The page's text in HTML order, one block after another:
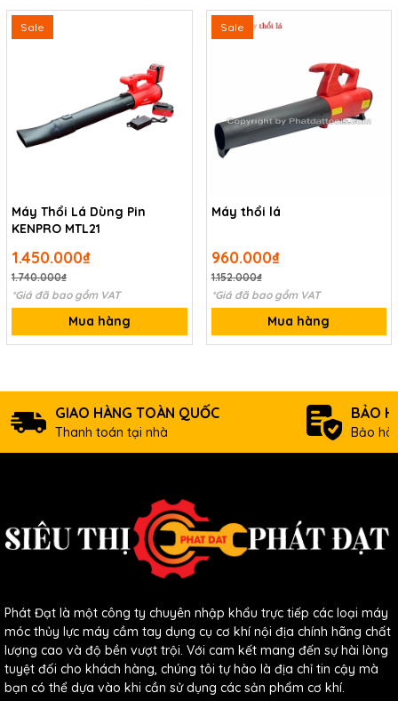
Thông số kĩ thuậtMáy Thổi Lá QGB-3800:
Công suất :3800W
Tốc độ không tải 3000-17000v/phút
Khả năng điều chỉnh tốc độ :6 cấp
Sale
Máy Thổi Lá Dùng Pin
KENPRO MTL21
1.450.000₫
1.740.000₫
*Giá đã bao gồm VAT
Mua hàng
Sale
Máy thổi lá
960.000₫
1.152.000₫
*Giá đã bao gồm VAT
Mua hàng
GIAO HÀNG TOÀN QUỐC
Thanh toán tại nhà
BẢO
Bảo
Phát Đạt là một công ty chuyên nhập khẩu trực tiếp các loại máy
móc thủy lực máy cầm tay dụng cụ cơ khí nội địa chính hãng chất
lượng cao và độ bền vượt trội. Với cam kết mang đến sự hài lòng
tuyệt đối cho khách hàng, chúng tôi tự hào là địa chỉ tin cậy mà
bạn có thể dựa vào khi cần sử dụng các sản phẩm cơ khí.